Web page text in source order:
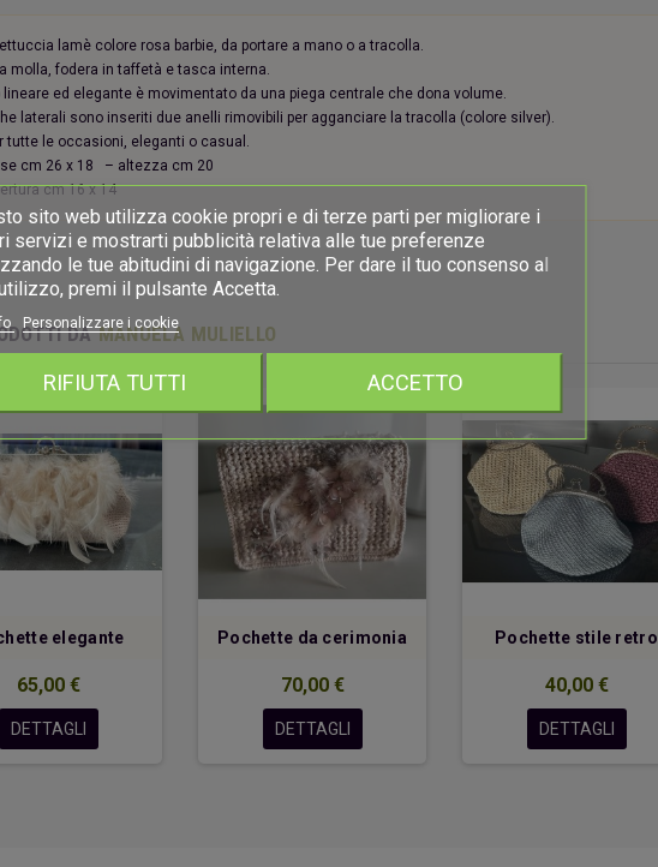
lamè colore rosa barbie, da portare a mano o a tracolla.
molla, fodera in taffetà e tasca interna.
lineare ed elegante è movimentato da una piega centrale che dona volume.
laterali sono inseriti due anelli rimovibili per agganciare la tracolla (colore silver).
tutte le occasioni, eleganti o casual.
cm 26 x 18
– altezza cm 20
cm 16 x 14
DA MANUELA MULIELLO
elegante
65,00 €
DETTAGLI
Pochette da cerimonia
70,00 €
DETTAGLI
Pochette stile retro
40,00 €
DETTAGLI
sito web utilizza cookie propri e di terze parti per migliorare i
servizi e mostrarti pubblicità relativa alle tue preferenze
le tue abitudini di navigazione. Per dare il tuo consenso al
premi il pulsante Accetta.
Personalizzare i cookie
RIFIUTA TUTTI ACCETTO